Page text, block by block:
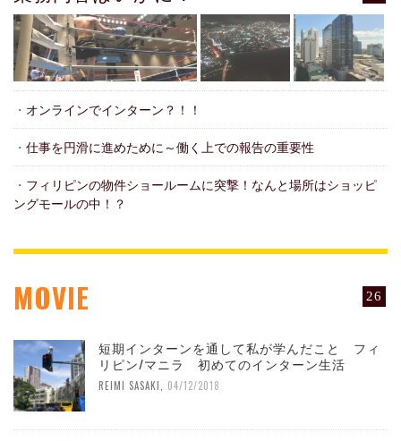
・ オンラインでインターン？！！
・ 仕事を円滑に進めために～働く上での報告の重要性
・ フィリピンの物件ショールームに突撃！なんと場所はショッピ
ングモールの中！？
26
MOVIE
短期インターンを通して私が学んだこと フィ
リピン/マニラ 初めてのインターン生活
REIMI SASAKI 04/12/2018